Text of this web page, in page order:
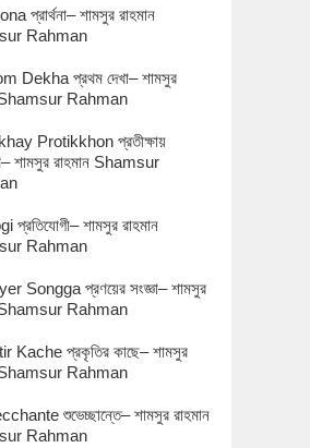
প্রার্থনা– শামসুর রাহমান
Rahman
Dekha প্রথম দেখা– শামসুর
Shamsur Rahman
Protikkhon প্রতীক্ষায়
শামসুর রাহমান Shamsur
প্রতিযোগী– শামসুর রাহমান
Rahman
Songga প্রণয়ের সংজ্ঞা– শামসুর
Shamsur Rahman
Kache প্রকৃতির কাছে– শামসুর
Shamsur Rahman
শুভেচ্ছান্তে– শামসুর রাহমান
Rahman